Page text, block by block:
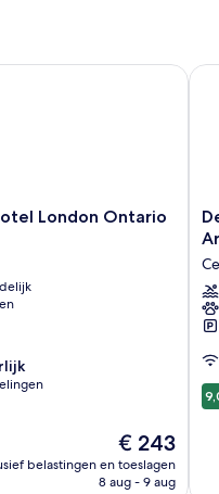
London Ontario
De
prijs
is
€ 243
belastingen en toeslagen
8 aug - 9 aug
London Ontario